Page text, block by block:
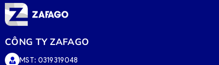
CÔNG TY ZAFAGO
MST: 0319319048